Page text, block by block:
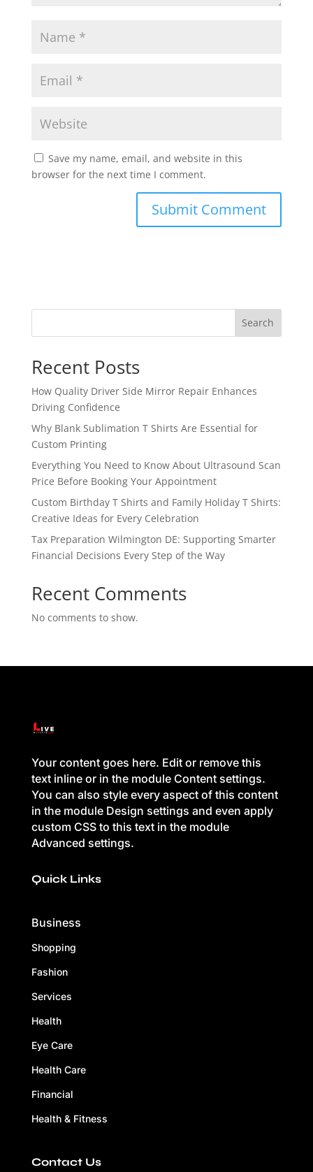
Save my name, email, and website in this
browser for the next time I comment.
Search
Recent Posts
How Quality Driver Side Mirror Repair Enhances
Driving Confidence
Why Blank Sublimation T Shirts Are Essential for
Custom Printing
Everything You Need to Know About Ultrasound Scan
Price Before Booking Your Appointment
Custom Birthday T Shirts and Family Holiday T Shirts:
Creative Ideas for Every Celebration
Tax Preparation Wilmington DE: Supporting Smarter
Financial Decisions Every Step of the Way
Recent Comments
No comments to show.
Your content goes here. Edit or remove this
text inline or in the module Content settings.
You can also style every aspect of this content
in the module Design settings and even apply
custom CSS to this text in the module
Advanced settings.
Quick Links
Business
Shopping
Fashion
Services
Health
Eye Care
Health Care
Financial
Health & Fitness
Contact Us